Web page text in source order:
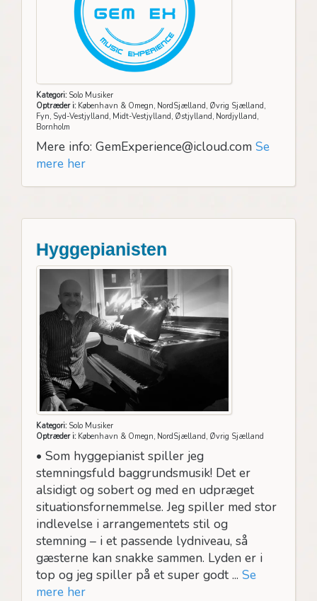
Kategori:Solo Musiker
Optræder i:København & Omegn, NordSjælland, Øvrig Sjælland,
Fyn, Syd-Vestjylland, Midt-Vestjylland, Østjylland, Nordjylland,
Bornholm
Mere info: GemExperience@icloud.com Se
mere her
Hyggepianisten
Kategori:Solo Musiker
Optræder i:København & Omegn, NordSjælland, Øvrig Sjælland
• Som hyggepianist spiller jeg
stemningsfuld baggrundsmusik! Det er
alsidigt og sobert og med en udpræget
situationsfornemmelse. Jeg spiller med stor
indlevelse i arrangementets stil og
stemning – i et passende lydniveau, så
gæsterne kan snakke sammen. Lyden er i
top og jeg spiller på et super godt ... Se
mere her